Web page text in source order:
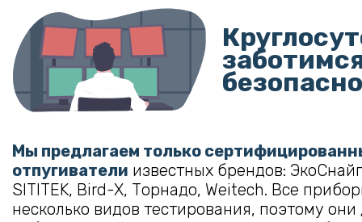
Мы предлагаем только
отпугиватели известных брендов:
SITITEK, Bird-X, Торнадо, Weitech. Все
несколько видов тестирования, поэтому они